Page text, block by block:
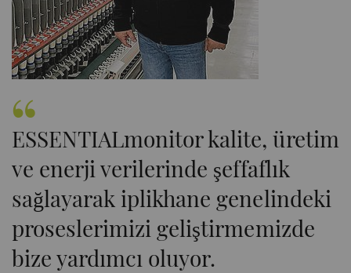
ESSENTIALmonitor kalite, üretim
ve enerji verilerinde şeffaflık
sağlayarak iplikhane genelindeki
proseslerimizi geliştirmemizde
bize yardımcı oluyor.